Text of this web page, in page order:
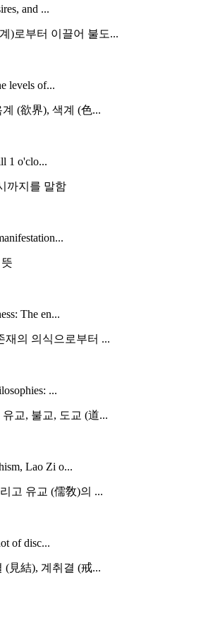
and ...
)로부터 이끌어 불도...
levels of...
(欲界), 색계 (色...
1 o'clo...
까지를 말함
The en...
재의 의식으로부터 ...
...
교, 불교, 도교 (道...
Lao Zi o...
고 유교 (儒敎)의 ...
of disc...
(見結), 계취결 (戒...